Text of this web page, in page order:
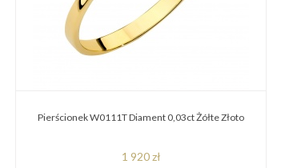
Pierścionek W0111T Diament 0,03ct Żółte Złoto
1 920 zł